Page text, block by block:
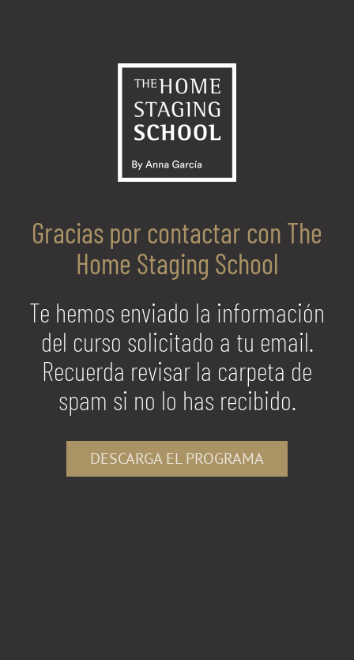
Gracias por contactar con The
Home Staging School
Te hemos enviado la información
del curso solicitado a tu email.
Recuerda revisar la carpeta de
spam si no lo has recibido.
DESCARGA EL PROGRAMA